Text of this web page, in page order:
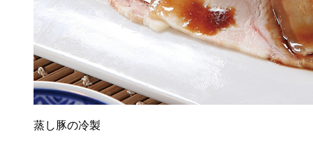
蒸し豚の冷製